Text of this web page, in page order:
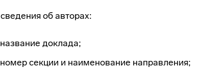
сведения об авторах:
название доклада;
номер секции и наименование направления;